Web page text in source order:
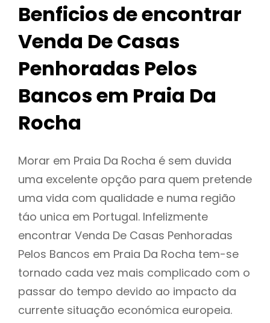
Benficios de encontrar
Venda De Casas
Penhoradas Pelos
Bancos em Praia Da
Rocha
Morar em Praia Da Rocha é sem duvida
uma excelente opção para quem pretende
uma vida com qualidade e numa região
táo unica em Portugal. Infelizmente
encontrar Venda De Casas Penhoradas
Pelos Bancos em Praia Da Rocha tem-se
tornado cada vez mais complicado com o
passar do tempo devido ao impacto da
currente situação económica europeia.